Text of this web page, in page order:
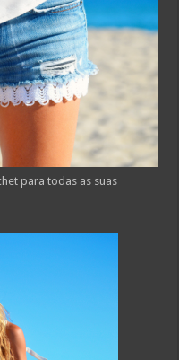
para todas as suas